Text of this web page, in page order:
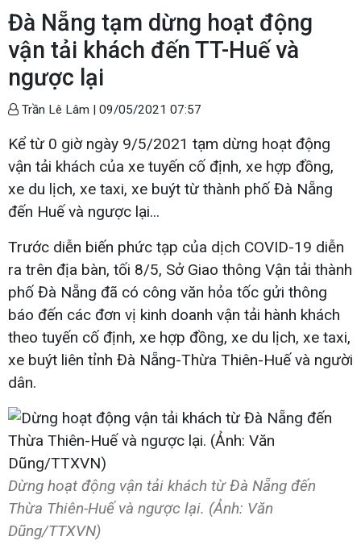
Đà Nẵng tạm dừng hoạt động
vận tải khách đến TT-Huế và
ngược lại
Trần Lê Lâm | 09/05/2021 07:57
Kể từ 0 giờ ngày 9/5/2021 tạm dừng hoạt động
vận tải khách của xe tuyến cố định, xe hợp đồng,
xe du lịch, xe taxi, xe buýt từ thành phố Đà Nẵng
đến Huế và ngược lại...
Trước diễn biến phức tạp của dịch COVID-19 diễn
ra trên địa bàn, tối 8/5, Sở Giao thông Vận tải thành
phố Đà Nẵng đã có công văn hỏa tốc gửi thông
báo đến các đơn vị kinh doanh vận tải hành khách
theo tuyến cố định, xe hợp đồng, xe du lịch, xe taxi,
xe buýt liên tỉnh Đà Nẵng-Thừa Thiên-Huế và người
dân.
Dừng hoạt động vận tải khách từ Đà Nẵng đến
Thừa Thiên-Huế và ngược lại. (Ảnh: Văn
Dũng/TTXVN)